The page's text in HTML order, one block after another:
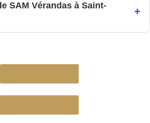
SAM Vérandas à Saint-
+